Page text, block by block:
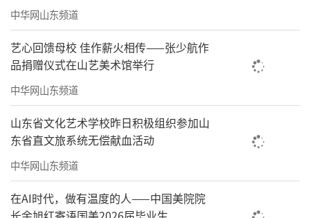
中华网山东频道
艺心回馈母校 佳作薪火相传——张少航作
品捐赠仪式在山艺美术馆举行
中华网山东频道
山东省文化艺术学校昨日积极组织参加山
东省直文旅系统无偿献血活动
中华网山东频道
在AI时代，做有温度的人——中国美院院